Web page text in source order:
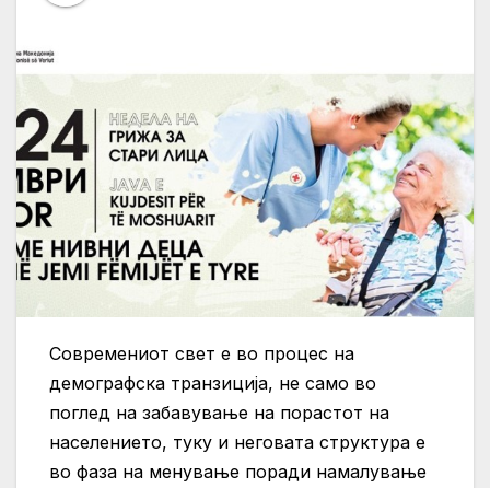
Современиот свет е во процес на
демографска транзиција, не само во
поглед на забавување на порастот на
населението, туку и неговата структура е
во фаза на менување поради намалување